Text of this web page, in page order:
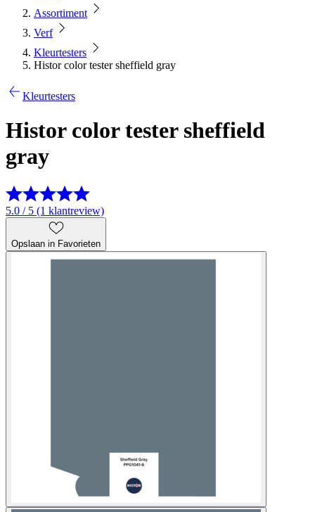
Assortiment
Verf
Kleurtesters
Histor color tester sheffield gray
Kleurtesters
Histor color tester sheffield
gray
5.0 / 5 (1 klantreview)
Opslaan in Favorieten